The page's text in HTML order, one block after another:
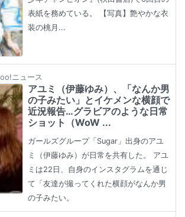
表紙を務めている。 【写真】艶やかな衣
装の桃月...
ニュース
アユミ（伊藤ゆみ）、「なんか男
の子みたい」とイケメンな横顔で
近況報告…グラビアのような日常
ショット（WoW ...
ガールズグループ「Sugar」出身のアユ
ミ（伊藤ゆみ）が日常を共有した。 アユ
ミは22日、自身のインスタグラムを通じ
て「友達が撮ってくれた横顔がなんか男
の子みたい。